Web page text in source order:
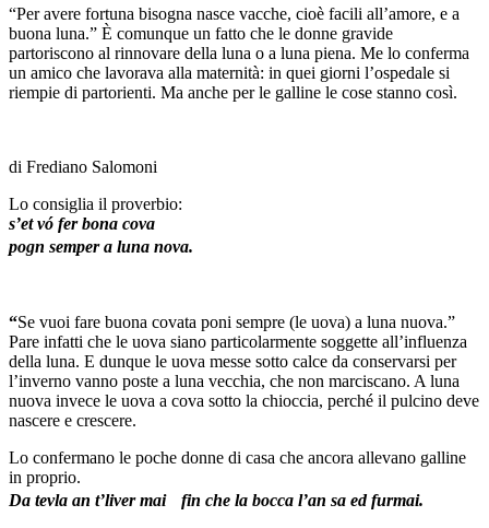
“Per avere fortuna bisogna nasce vacche, cioè facili all’amore, e a
buona luna.” È comunque un fatto che le donne gravide
partoriscono al rinnovare della luna o a luna piena. Me lo conferma
un amico che lavorava alla maternità: in quei giorni l’ospedale si
riempie di partorienti. Ma anche per le galline le cose stanno così.
di Frediano Salomoni
Lo consiglia il proverbio:
s’et vó fer bona cova
pogn semper a luna nova.
“Se vuoi fare buona covata poni sempre (le uova) a luna nuova.”
Pare infatti che le uova siano particolarmente soggette all’influenza
della luna. E dunque le uova messe sotto calce da conservarsi per
l’inverno vanno poste a luna vecchia, che non marciscano. A luna
nuova invece le uova a cova sotto la chioccia, perché il pulcino deve
nascere e crescere.
Lo confermano le poche donne di casa che ancora allevano galline
in proprio.
Da tevla an t’liver mai fin che la bocca l’an sa ed furmai.